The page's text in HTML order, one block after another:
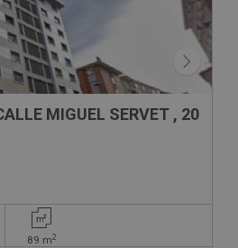
MIGUEL SERVET , 20
89 m2